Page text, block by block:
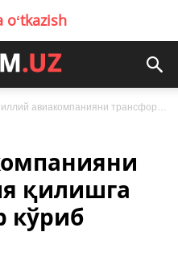
oʻtkazish
авиакомпанияни трансформация қилишга оид таклифлар кўриб чиқилди
қилишга
кўриб